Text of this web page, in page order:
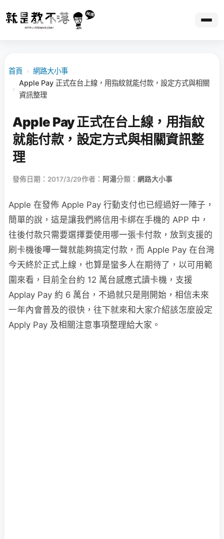
首頁 › 網路大小事
›
Apple Pay 正式在台上線，用指紋就能付款，設定方式與相關
資訊整理
Apple Pay 正式在台上線，用指紋
就能付款，設定方式與相關資訊整
理
發佈日期：2017/3/29作者： 阿湯分類： 網路大小事
Apple 在發佈 Apple Pay 行動支付也已經過好一陣子，
簡單的說，這是讓我們將信用卡綁在手機的 APP 中，
往後付款只需要選擇要使用哪一張卡付款，放到支援的
刷卡機後嗶一聲就能夠搞定付款，而 Apple Pay 在台灣
今天終於正式上線，也算是蠻多人在期待了，以可用範
圍來看，目前全台約 12 萬台感應式讀卡機，支援
Applay Pay 約 6 萬台，不過就只是剛開始，相信未來
一年內會普及的很快，往下就來和大家介紹該怎麼設定
Apply Pay 及相關注意事項整理給大家。